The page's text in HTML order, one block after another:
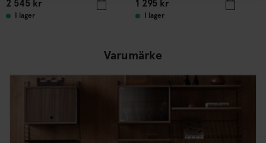
2 545 kr
I lager
1 295 kr
I lager
Varumärke